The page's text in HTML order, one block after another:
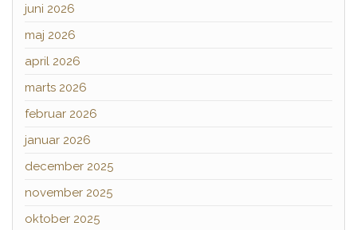
juni 2026
maj 2026
april 2026
marts 2026
februar 2026
januar 2026
december 2025
november 2025
oktober 2025